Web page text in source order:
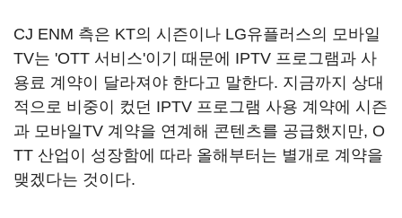
CJ ENM 측은 KT의 시즌이나 LG유플러스의 모바일
TV는 'OTT 서비스'이기 때문에 IPTV 프로그램과 사
용료 계약이 달라져야 한다고 말한다. 지금까지 상대
적으로 비중이 컸던 IPTV 프로그램 사용 계약에 시즌
과 모바일TV 계약을 연계해 콘텐츠를 공급했지만, O
TT 산업이 성장함에 따라 올해부터는 별개로 계약을
맺겠다는 것이다.